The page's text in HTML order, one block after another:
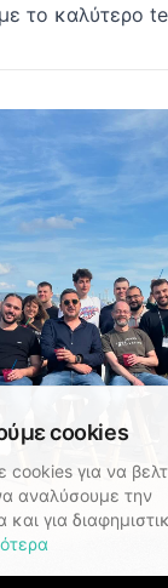
το καλύτερο
cookies
cookies για να
αναλύσουμε την
και για